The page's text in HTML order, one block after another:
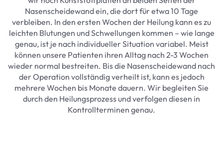
Nasenscheidewand ein, die dort für etwa 10 Tage
verbleiben. In den ersten Wochen der Heilung kann es zu
leichten Blutungen und Schwellungen kommen – wie lange
genau, ist je nach individueller Situation variabel. Meist
können unsere Patienten ihren Alltag nach 2-3 Wochen
wieder normal bestreiten. Bis die Nasenscheidewand nach
der Operation vollständig verheilt ist, kann es jedoch
mehrere Wochen bis Monate dauern. Wir begleiten Sie
durch den Heilungsprozess und verfolgen diesen in
Kontrollterminen genau.